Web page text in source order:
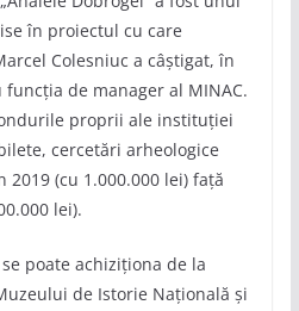
în proiectul cu care
Colesniuc a câștigat, în
de manager al MINAC.
proprii ale instituției
cercetări arheologice
(cu 1.000.000 lei) față
lei).
poate achiziționa de la
de Istorie Națională și